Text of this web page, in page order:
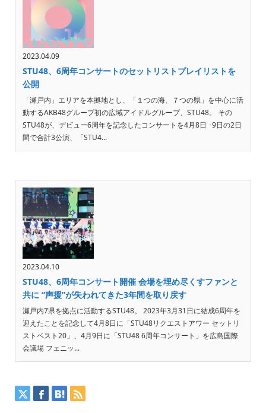
2023.04.09
STU48、6周年コンサートのセットリストプレイリストを
公開
「瀬戸内」エリアを本拠地とし、「１つの海、７つの県」を中心に活
動するAKB48グループ初の広域アイドルグループ、STU48。 その
STU48が、デビュー6周年を記念したコンサートを4月8日 ･9日の2日
間で合計3公演、「STU4...
2023.04.10
STU48、6周年コンサート開催 会場を埋め尽くすファンと
共に “声援”が失われてきた3年間を取り戻す
瀬戸内7県を拠点に活動するSTU48。 2023年3月31日に結成6周年を
迎えたことを記念して4月8日に「STU48リクエストアワー セットリ
ストベスト20」、4月9日に「STU48 6周年コンサート」を広島国際
会議場 フェニッ...